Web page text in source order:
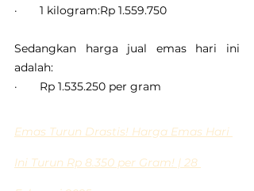
·       1 kilogram:Rp 1.559.750
Sedangkan harga jual emas hari ini
adalah:
·       Rp 1.535.250 per gram
Emas Turun Drastis! Harga Emas Hari
Ini Turun Rp 8.350 per Gram! | 28